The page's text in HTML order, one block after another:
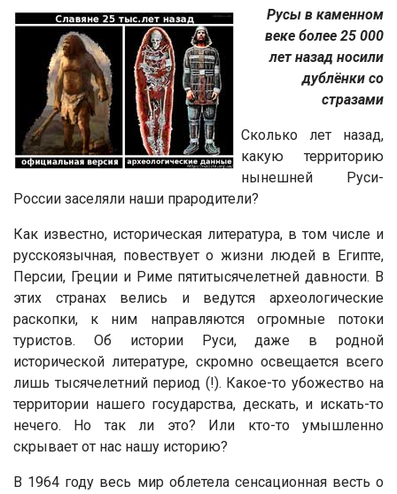
Русы в каменном
веке более 25 000
лет назад носили
дублёнки со
стразами
Сколько лет назад,
какую территорию
нынешней Руси-
России заселяли наши прародители?
Как известно, историческая литература, в том числе и
русскоязычная, повествует о жизни людей в Египте,
Персии, Греции и Риме пятитысячелетней давности. В
этих странах велись и ведутся археологические
раскопки, к ним направляются огромные потоки
туристов. Об истории Руси, даже в родной
исторической литературе, скромно освещается всего
лишь тысячелетний период (!). Какое-то убожество на
территории нашего государства, дескать, и искать-то
нечего. Но так ли это? Или кто-то умышленно
скрывает от нас нашу историю?
В 1964 году весь мир облетела сенсационная весть о